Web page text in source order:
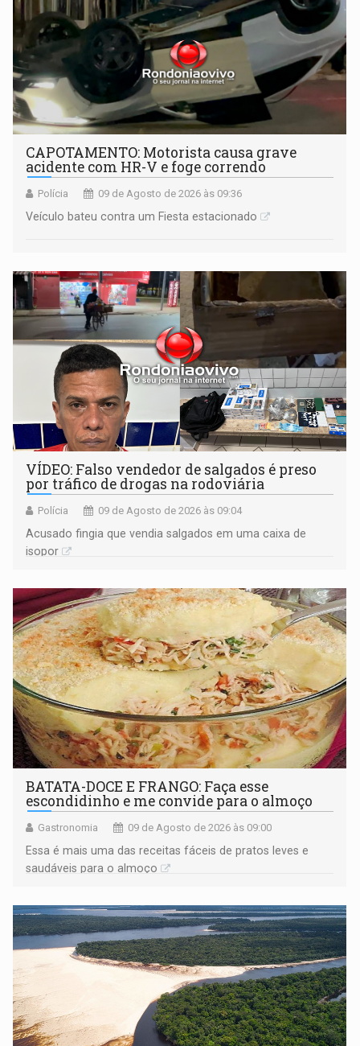
CAPOTAMENTO: Motorista causa grave
acidente com HR-V e foge correndo
Polícia 09 de Agosto de 2026 às 09:36
Veículo bateu contra um Fiesta estacionado
VÍDEO: Falso vendedor de salgados é preso
por tráfico de drogas na rodoviária
Polícia 09 de Agosto de 2026 às 09:04
Acusado fingia que vendia salgados em uma caixa de
isopor
BATATA-DOCE E FRANGO: Faça esse
escondidinho e me convide para o almoço
Gastronomia 09 de Agosto de 2026 às 09:00
Essa é mais uma das receitas fáceis de pratos leves e
saudáveis para o almoço